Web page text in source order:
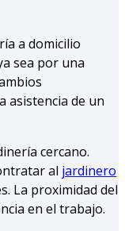
a domicilio
sea por una
asistencia de un
cercano.
al jardinero
La proximidad del
en el trabajo.